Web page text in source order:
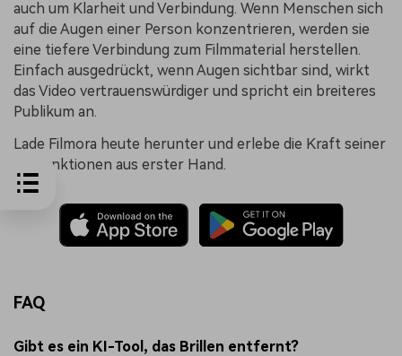
auch um Klarheit und Verbindung. Wenn Menschen sich
auf die Augen einer Person konzentrieren, werden sie
eine tiefere Verbindung zum Filmmaterial herstellen.
Einfach ausgedrückt, wenn Augen sichtbar sind, wirkt
das Video vertrauenswürdiger und spricht ein breiteres
Publikum an.
Lade Filmora heute herunter und erlebe die Kraft seiner
KI-Funktionen aus erster Hand.
FAQ
Gibt es ein KI-Tool, das Brillen entfernt?